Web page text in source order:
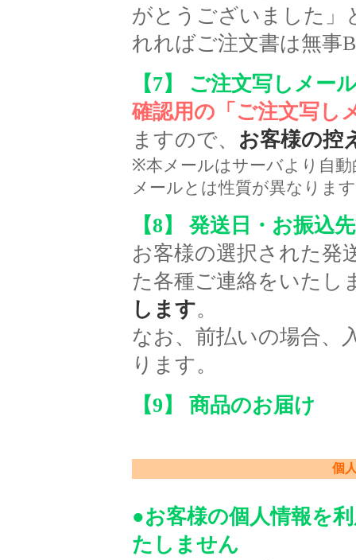
がとうございました」
れればご注文書は無事
【7】 ご注文写しメー
確認用の「ご注文写し
ますので、 お客様の控
※本メールはサーバより自
メールとは性質が異なりま
【8】 発送日・お振込
お客様の選択された発
た各種ご連絡をいたし
します。
なお、前払いの場合、
ります。
【9】 商品のお届け
個
●お客様の個人情報を
たしません